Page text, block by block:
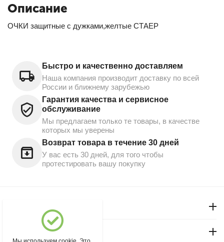
Описание
ОЧКИ защитные с дужками,желтые СТАЕР
Быстро и качественно доставляем
Наша компания производит доставку по всей
России и ближнему зарубежью
Гарантия качества и сервисное
обслуживание
Мы предлагаем только те товары, в качестве
которых мы уверены
Возврат товара в течение 30 дней
У вас есть 30 дней, для того чтобы
протестировать вашу покупку
Магазин "Северный"